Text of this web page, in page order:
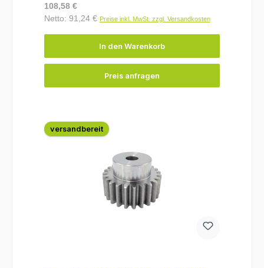
Regulärer Preis:
108,58 €
Netto: 91,24 € Preise inkl. MwSt. zzgl. Versandkosten
In den Warenkorb
Preis anfragen
versandbereit